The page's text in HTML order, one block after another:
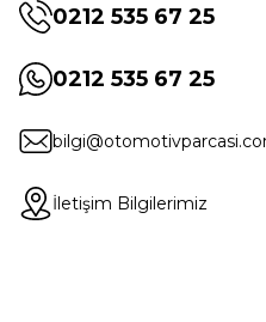
0212 535 67 25
0212 535 67 25
İletişim Bilgilerimiz